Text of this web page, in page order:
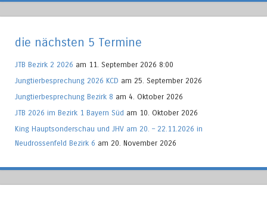
die nächsten 5 Termine
JTB Bezirk 2 2026 am 11. September 2026 8:00
Jungtierbesprechung 2026 KCD am 25. September 2026
Jungtierbesprechung Bezirk 8 am 4. Oktober 2026
JTB 2026 im Bezirk 1 Bayern Süd am 10. Oktober 2026
King Hauptsonderschau und JHV am 20. – 22.11.2026 in
Neudrossenfeld Bezirk 6 am 20. November 2026